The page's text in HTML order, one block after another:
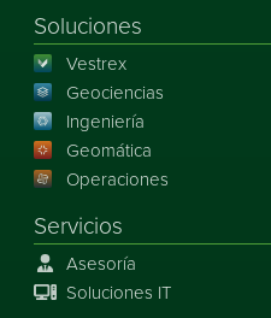
Soluciones
Vestrex
Geociencias
Ingeniería
Geomática
Operaciones
Servicios
Asesoría
Soluciones IT